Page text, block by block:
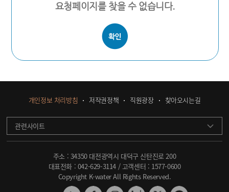
요청페이지를 찾을 수 없습니다.
개인정보 처리방침 저작권정책 직원광장 찾아오시는길
관련사이트
주소 : 34350 대전광역시 대덕구 신탄진로 200
대표전화 : 042-629-3114 / 고객센터 : 1577-0600
Copyright K-water All Rights Reserved.